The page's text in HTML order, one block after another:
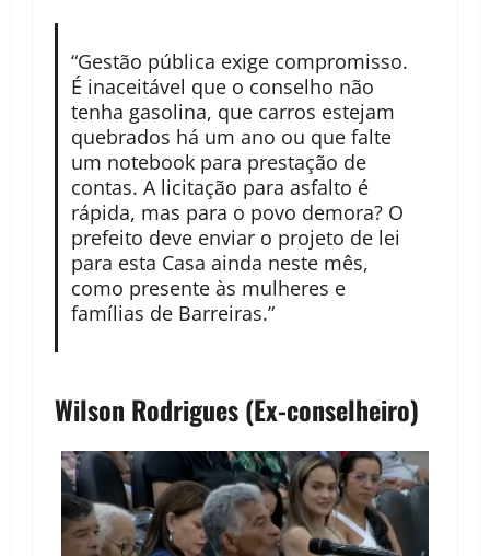
“Gestão pública exige compromisso.
É inaceitável que o conselho não
tenha gasolina, que carros estejam
quebrados há um ano ou que falte
um notebook para prestação de
contas. A licitação para asfalto é
rápida, mas para o povo demora? O
prefeito deve enviar o projeto de lei
para esta Casa ainda neste mês,
como presente às mulheres e
famílias de Barreiras.”
Wilson Rodrigues (Ex-conselheiro)